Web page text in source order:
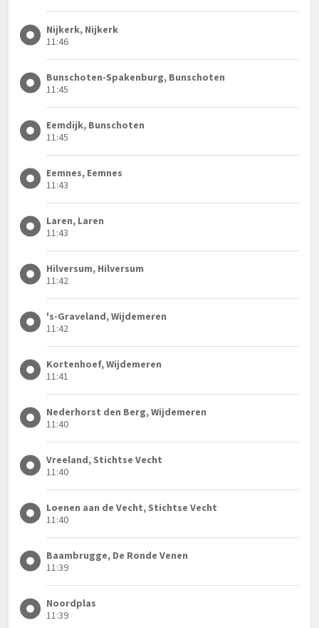
Nijkerk, Nijkerk
11:46
Bunschoten-Spakenburg, Bunschoten
11:45
Eemdijk, Bunschoten
11:45
Eemnes, Eemnes
11:43
Laren, Laren
11:43
Hilversum, Hilversum
11:42
's-Graveland, Wijdemeren
11:42
Kortenhoef, Wijdemeren
11:41
Nederhorst den Berg, Wijdemeren
11:40
Vreeland, Stichtse Vecht
11:40
Loenen aan de Vecht, Stichtse Vecht
11:40
Baambrugge, De Ronde Venen
11:39
Noordplas
11:39